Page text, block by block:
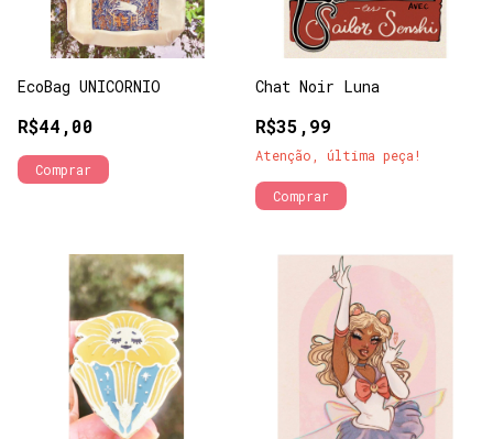
EcoBag UNICORNIO
R$44,00
Chat Noir Luna
R$35,99
Atenção, última peça!
Comprar